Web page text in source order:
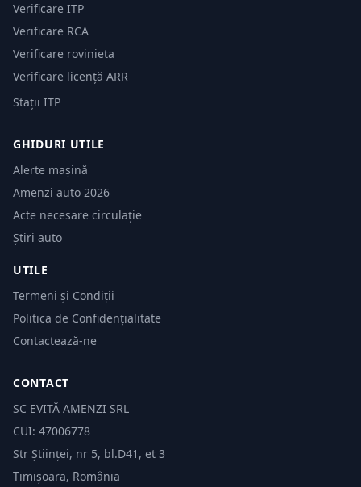
Verificare ITP
Verificare RCA
Verificare rovinieta
Verificare licență ARR
Stații ITP
GHIDURI UTILE
Alerte mașină
Amenzi auto 2026
Acte necesare circulație
Știri auto
UTILE
Termeni și Condiții
Politica de Confidențialitate
Contactează-ne
CONTACT
SC EVITĂ AMENZI SRL
CUI: 47006778
Str Științei, nr 5, bl.D41, et 3
Timișoara, România